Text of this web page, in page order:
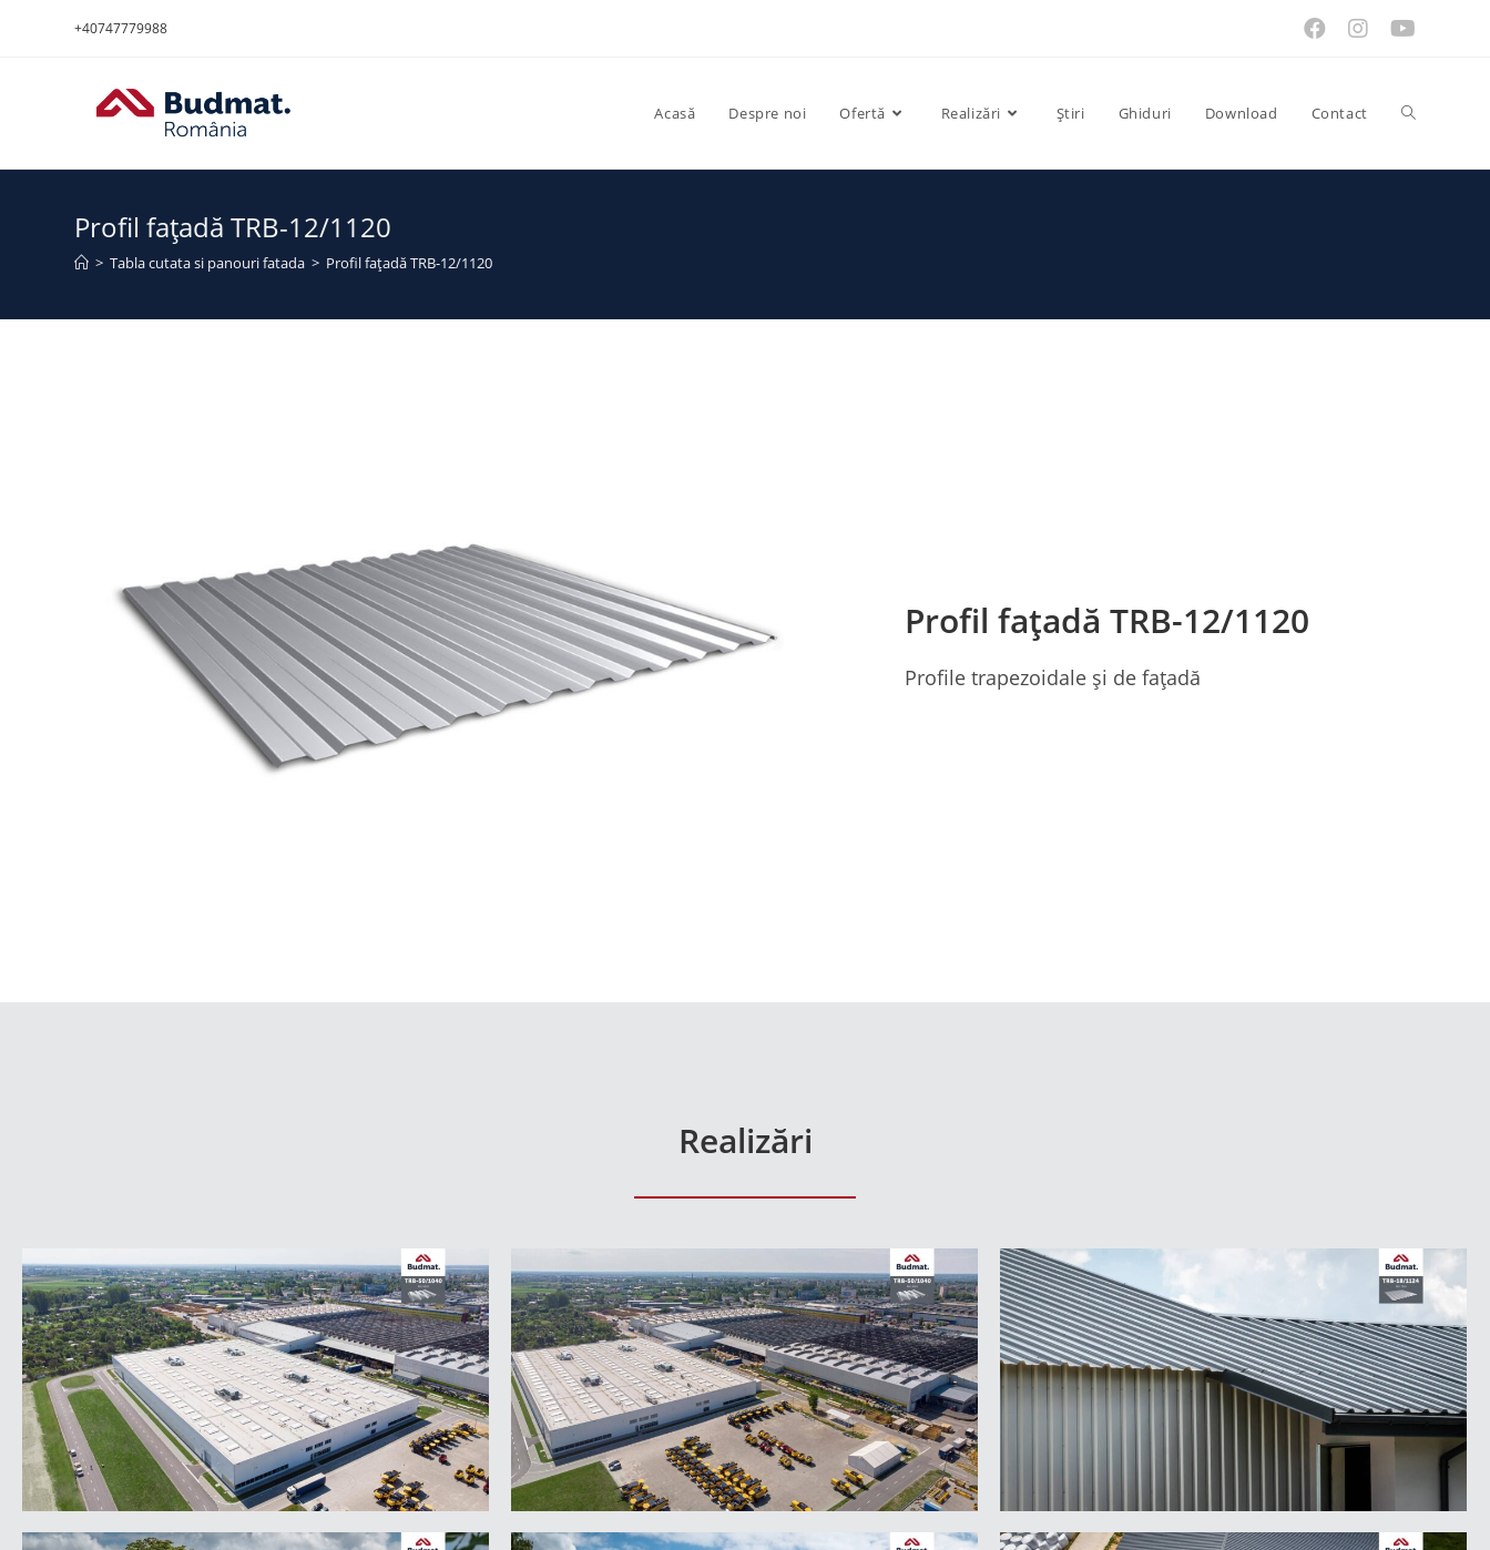
+40747779988
Acasă Despre noi Ofertă Realizări Știri Ghiduri Download Contact
Profil fațadă TRB-12/1120
> Tabla cutata si panouri fatada > Profil fațadă TRB-12/1120
Profil fațadă TRB-12/1120
Profile trapezoidale și de fațadă
Realizări